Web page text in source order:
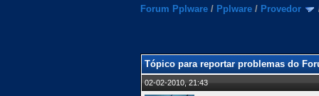
Forum Pplware / Pplware / Provedor
Tópico para reportar problemas do
02-02-2010, 21:43